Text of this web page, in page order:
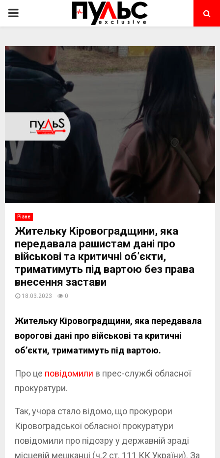
PRIMARY
Різне
Жительку Кіровоградщини, яка
передавала рашистам дані про
військові та критичні об’єкти,
триматимуть під вартою без права
внесення застави
18.03.2023 0
Жительку Кіровоградщини, яка передавала
ворогові дані про військові та критичні
об’єкти, триматимуть під вартою.
Про це повідомили в прес-службі обласної
прокуратури.
Так, учора стало відомо, що прокурори
Кіровоградської обласної прокуратури
повідомили про підозру у державній зраді
місцевій мешканці (ч.2 ст. 111 КК України). За